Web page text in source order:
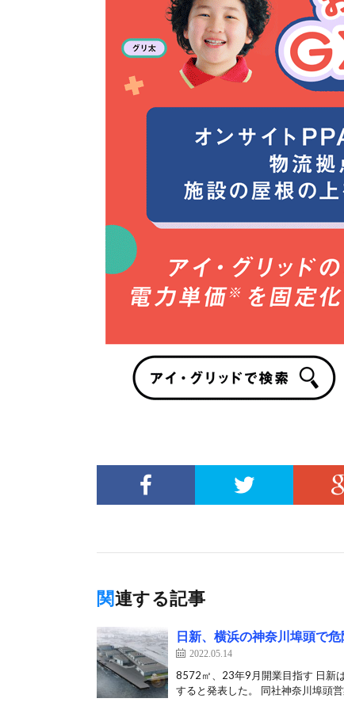
関連する記事
日新、横浜の神奈川埠頭で
2022.05.14
8572㎡、23年9月開業目指す 日新
すると発表した。 同社神奈川埠頭